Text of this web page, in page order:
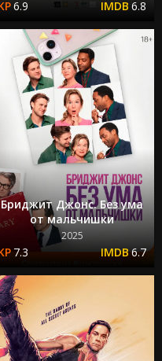
6.9 6.8
Бриджит Джонс. Без ума
от мальчишки
2025
7.3 6.7